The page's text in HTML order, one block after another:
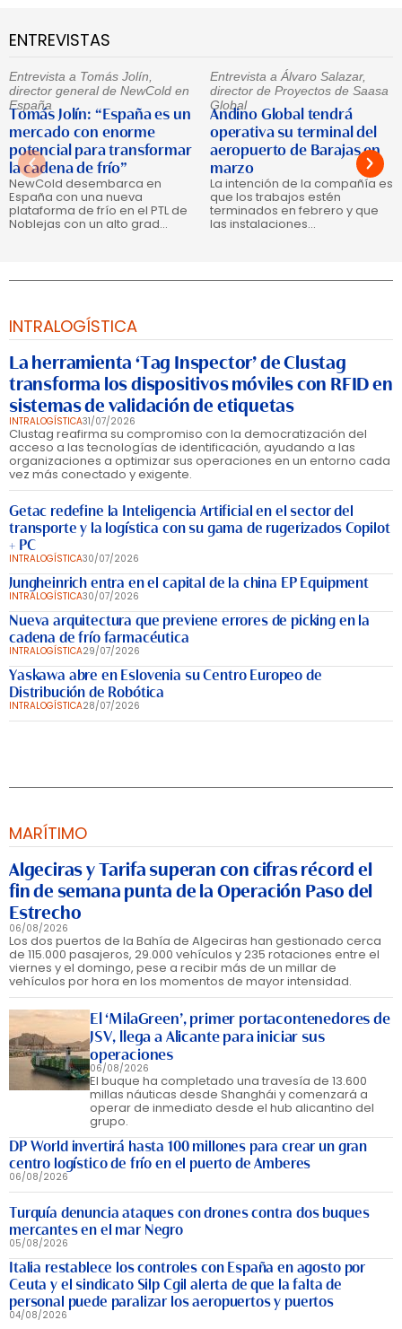
ENTREVISTAS
Entrevista a Tomás Jolín,
director general de NewCold en
España
Tomás Jolín: “España es un
mercado con enorme
potencial para transformar
la cadena de frío”
NewCold desembarca en
España con una nueva
plataforma de frío en el PTL de
Noblejas con un alto grad...
Entrevista a Álvaro Salazar,
director de Proyectos de Saasa
Global
Andino Global tendrá
operativa su terminal del
aeropuerto de Barajas en
marzo
La intención de la compañía es
que los trabajos estén
terminados en febrero y que
las instalaciones...
INTRALOGÍSTICA
La herramienta ‘Tag Inspector’ de Clustag
transforma los dispositivos móviles con RFID en
sistemas de validación de etiquetas
INTRALOGÍSTICA31/07/2026
Clustag reafirma su compromiso con la democratización del
acceso a las tecnologías de identificación, ayudando a las
organizaciones a optimizar sus operaciones en un entorno cada
vez más conectado y exigente.
Getac redefine la Inteligencia Artificial en el sector del
transporte y la logística con su gama de rugerizados Copilot
+ PC
INTRALOGÍSTICA30/07/2026
Jungheinrich entra en el capital de la china EP Equipment
INTRALOGÍSTICA30/07/2026
Nueva arquitectura que previene errores de picking en la
cadena de frío farmacéutica
INTRALOGÍSTICA29/07/2026
Yaskawa abre en Eslovenia su Centro Europeo de
Distribución de Robótica
INTRALOGÍSTICA28/07/2026
MARÍTIMO
Algeciras y Tarifa superan con cifras récord el
fin de semana punta de la Operación Paso del
Estrecho
06/08/2026
Los dos puertos de la Bahía de Algeciras han gestionado cerca
de 115.000 pasajeros, 29.000 vehículos y 235 rotaciones entre el
viernes y el domingo, pese a recibir más de un millar de
vehículos por hora en los momentos de mayor intensidad.
El ‘MilaGreen’, primer portacontenedores de
JSV, llega a Alicante para iniciar sus
operaciones
06/08/2026
El buque ha completado una travesía de 13.600
millas náuticas desde Shanghái y comenzará a
operar de inmediato desde el hub alicantino del
grupo.
DP World invertirá hasta 100 millones para crear un gran
centro logístico de frío en el puerto de Amberes
06/08/2026
Turquía denuncia ataques con drones contra dos buques
mercantes en el mar Negro
05/08/2026
Italia restablece los controles con España en agosto por
Ceuta y el sindicato Silp Cgil alerta de que la falta de
personal puede paralizar los aeropuertos y puertos
04/08/2026